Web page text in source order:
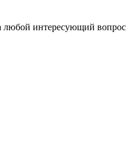
любой интересующий вопрос